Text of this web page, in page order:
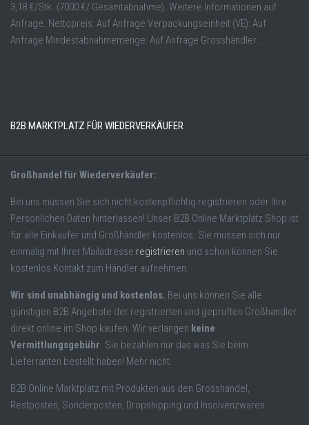
3,18 €/Stk. (7000 €/ Gesamtabnahme). Weitere Informationen auf
Anfrage. Nettopreis: Auf Anfrage Verpackungseinheit (VE): Auf
Anfrage Mindestabnahmemenge: Auf Anfrage Grosshändler ...
B2B MARKTPLATZ FÜR WIEDERVERKÄUFER
Großhandel für Wiederverkäufer:
Bei uns müssen Sie sich nicht kostenpflichtig registrieren oder Ihre
Persönlichen Daten hinterlassen! Unser B2B Online Marktplatz Shop ist
für alle Einkäufer und Großhändler kostenlos. Sie müssen sich nur
einmalig mit Ihrer Mailadresse registrieren und schon können Sie
kostenlos Kontakt zum Händler aufnehmen.
Wir sind unabhängig und kostenlos. Bei uns können Sie alle
günstigen B2B Angebote der registrierten und geprüften Großhändler
direkt online im Shop kaufen. Wir verlangen keine
Vermittlungsgebühr. Sie bezahlen nur das was Sie beim
Lieferranten bestellt haben! Mehr nicht.
B2B Online Marktplatz mit Produkten aus den Grosshandel,
Restposten, Sonderposten, Dropshipping und Insolvenzwaren.